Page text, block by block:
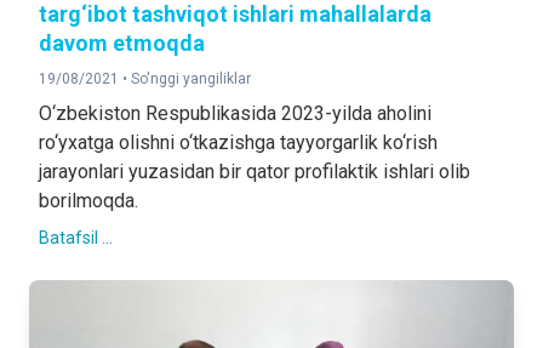
targ‘ibot tashviqot ishlari mahallalarda
davom etmoqda
19/08/2021 • So'nggi yangiliklar
O‘zbekiston Respublikasida 2023-yilda aholini
ro‘yxatga olishni o‘tkazishga tayyorgarlik ko‘rish
jarayonlari yuzasidan bir qator profilaktik ishlari olib
borilmoqda.
Batafsil ...